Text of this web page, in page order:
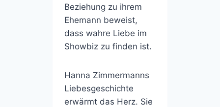
Beziehung zu ihrem
Ehemann beweist,
dass wahre Liebe im
Showbiz zu finden ist.
Hanna Zimmermanns
Liebesgeschichte
erwärmt das Herz. Sie